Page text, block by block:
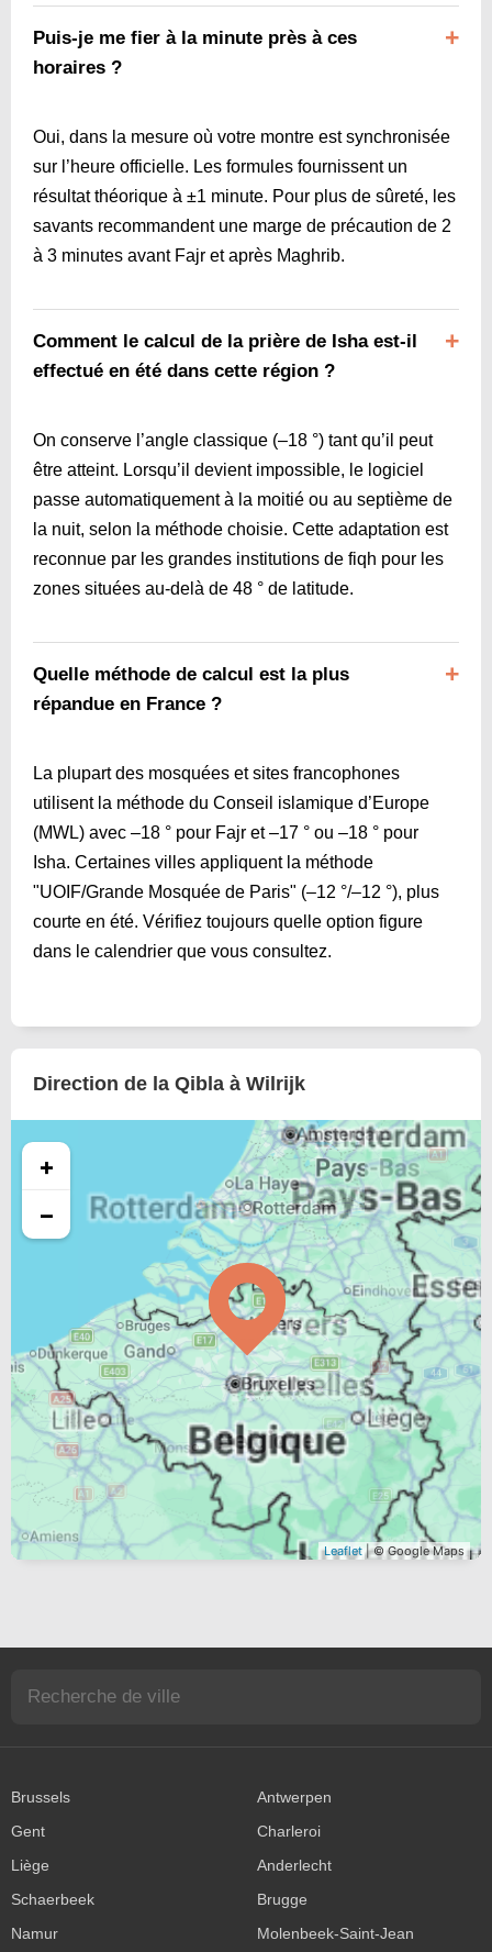
Puis-je me fier à la minute près à ces
horaires ?
Oui, dans la mesure où votre montre est synchronisée
sur l’heure officielle. Les formules fournissent un
résultat théorique à ±1 minute. Pour plus de sûreté, les
savants recommandent une marge de précaution de 2
à 3 minutes avant Fajr et après Maghrib.
Comment le calcul de la prière de Isha est-il
effectué en été dans cette région ?
On conserve l’angle classique (–18 °) tant qu’il peut
être atteint. Lorsqu’il devient impossible, le logiciel
passe automatiquement à la moitié ou au septième de
la nuit, selon la méthode choisie. Cette adaptation est
reconnue par les grandes institutions de fiqh pour les
zones situées au-delà de 48 ° de latitude.
Quelle méthode de calcul est la plus
répandue en France ?
La plupart des mosquées et sites francophones
utilisent la méthode du Conseil islamique d’Europe
(MWL) avec –18 ° pour Fajr et –17 ° ou –18 ° pour
Isha. Certaines villes appliquent la méthode
"UOIF/Grande Mosquée de Paris" (–12 °/–12 °), plus
courte en été. Vérifiez toujours quelle option figure
dans le calendrier que vous consultez.
Direction de la Qibla à Wilrijk
+
−
Leaflet| © Google Maps
Brussels
Antwerpen
Gent
Charleroi
Liège
Anderlecht
Schaerbeek
Brugge
Namur
Molenbeek-Saint-Jean